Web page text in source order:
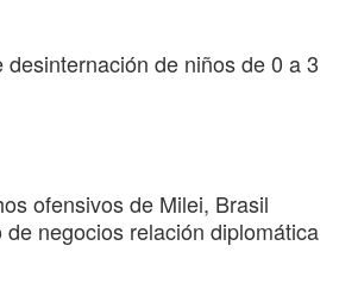
desinternación de niños de 0 a 3
ofensivos de Milei, Brasil
negocios relación diplomática